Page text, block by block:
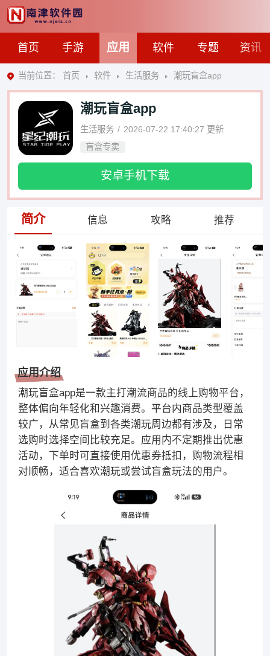
首页 手游 应用 软件 专题 资讯
当前位置： 首页 软件 生活服务 潮玩盲盒app
潮玩盲盒app
生活服务 2026-07-22 17:40:27 更新
盲盒专卖
安卓手机下载
简介 信息 攻略 推荐
应用介绍
潮玩盲盒app是一款主打潮流商品的线上购物平台，
整体偏向年轻化和兴趣消费。平台内商品类型覆盖
较广，从常见盲盒到各类潮玩周边都有涉及，日常
选购时选择空间比较充足。应用内不定期推出优惠
活动，下单时可直接使用优惠券抵扣，购物流程相
对顺畅，适合喜欢潮玩或尝试盲盒玩法的用户。